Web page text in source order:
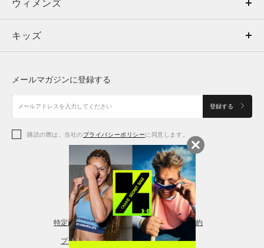
ウィメンズ
キッズ
アクセサリー
トップス
ボトムス
アクセサリー
ウィメンズ
トップス
シューズ
アクセサリー
レギンス＆タイツ
キッズ
シューズ
メールマガジンに登録する
登録する
購読の際は、当社のプライバシーポリシーに同意します。
特定商取引法に基づく通販の表記 会員規約
プライバシーポリシー